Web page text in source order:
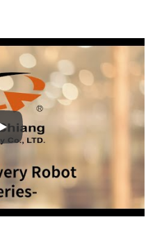
फूड डिलीवरी रोबोट डी सीरीज